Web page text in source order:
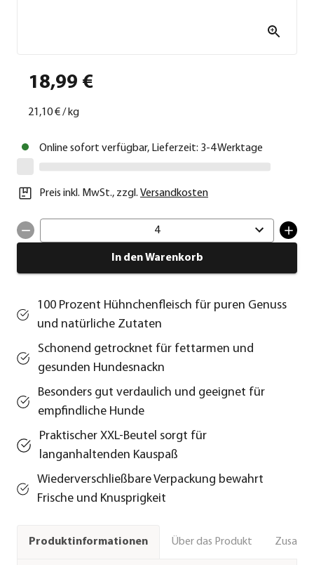
18,99 €
21,10 €/ kg
Online sofort verfügbar, Lieferzeit: 3-4 Werktage
Preis inkl. MwSt., zzgl. Versandkosten
4
In den Warenkorb
100 Prozent Hühnchenfleisch für puren Genuss
und natürliche Zutaten
Schonend getrocknet für fettarmen und
gesunden Hundesnackn
Besonders gut verdaulich und geeignet für
empfindliche Hunde
Praktischer XXL-Beutel sorgt für
langanhaltenden Kauspaß
Wiederverschließbare Verpackung bewahrt
Frische und Knusprigkeit
Produktinformationen Über das Produkt